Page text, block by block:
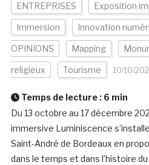
ENTREPRISES Exposition
Immersion Innovation
OPINIONS Mapping
religieux Tourisme 10/10/
Temps de lecture : 6 min
Du 13 octobre au 17 décembre
immersive Luminiscence
Saint-André de Bordeaux en
dans le temps et dans l’histoire